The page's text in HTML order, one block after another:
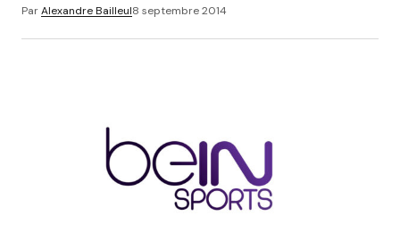
ParAlexandre Bailleul8 septembre 2014